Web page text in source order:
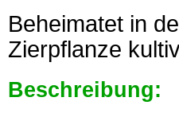
Beheimatet in
Zierpflanze
Beschreibung: